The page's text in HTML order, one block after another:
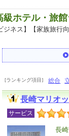
ホテル・旅
ジネス】【家族旅行
[ランキング項目] 総合
長崎マリオ
サービス
エ
長